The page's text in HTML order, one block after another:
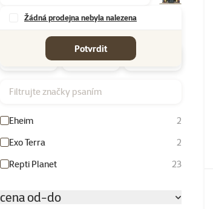
Žádná prodejna nebyla nalezena
Potvrdit
Filtrujte značky psaním
Eheim
2
Exo Terra
2
Repti Planet
23
cena od-do